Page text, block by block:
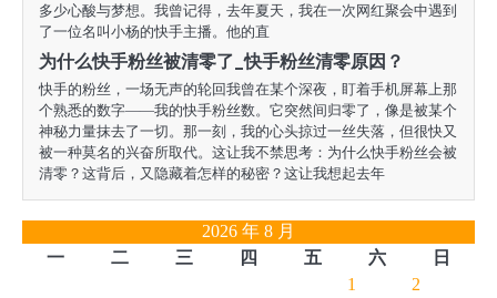
多少心酸与梦想。我曾记得，去年夏天，我在一次网红聚会中遇到
了一位名叫小杨的快手主播。他的直
为什么快手粉丝被清零了_快手粉丝清零原因？
快手的粉丝，一场无声的轮回我曾在某个深夜，盯着手机屏幕上那
个熟悉的数字——我的快手粉丝数。它突然间归零了，像是被某个
神秘力量抹去了一切。那一刻，我的心头掠过一丝失落，但很快又
被一种莫名的兴奋所取代。这让我不禁思考：为什么快手粉丝会被
清零？这背后，又隐藏着怎样的秘密？这让我想起去年
2026 年 8 月
一
二 三 四 五 六
日
1
2